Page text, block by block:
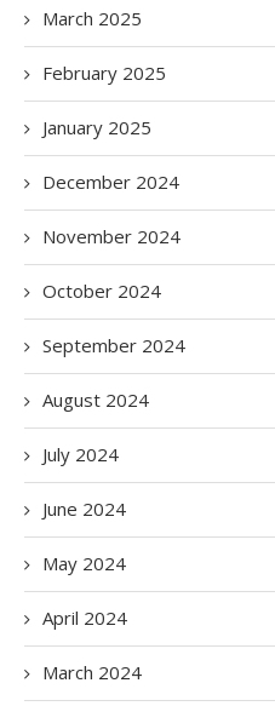
March 2025
February 2025
January 2025
December 2024
November 2024
October 2024
September 2024
August 2024
July 2024
June 2024
May 2024
April 2024
March 2024